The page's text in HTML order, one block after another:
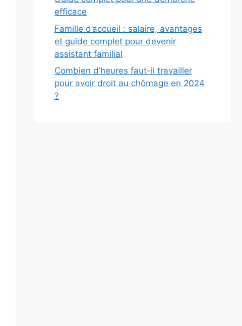
efficace
Famille d’accueil : salaire, avantages
et guide complet pour devenir
assistant familial
Combien d’heures faut-il travailler
pour avoir droit au chômage en 2024
?